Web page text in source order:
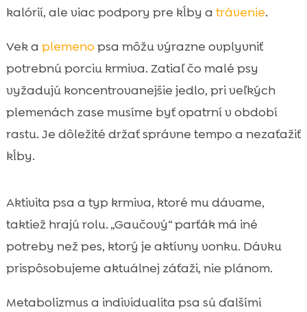
kalórií, ale viac podpory pre kĺby a trávenie.
Vek a plemeno psa môžu výrazne ovplyvniť
potrebnú porciu krmiva. Zatiaľ čo malé psy
vyžadujú koncentrovanejšie jedlo, pri veľkých
plemenách zase musíme byť opatrní v období
rastu. Je dôležité držať správne tempo a nezaťažiť
kĺby.
Aktivita psa a typ krmiva, ktoré mu dávame,
taktiež hrajú rolu. „Gaučový“ parťák má iné
potreby než pes, ktorý je aktívny vonku. Dávku
prispôsobujeme aktuálnej záťaži, nie plánom.
Metabolizmus a individualita psa sú ďalšími